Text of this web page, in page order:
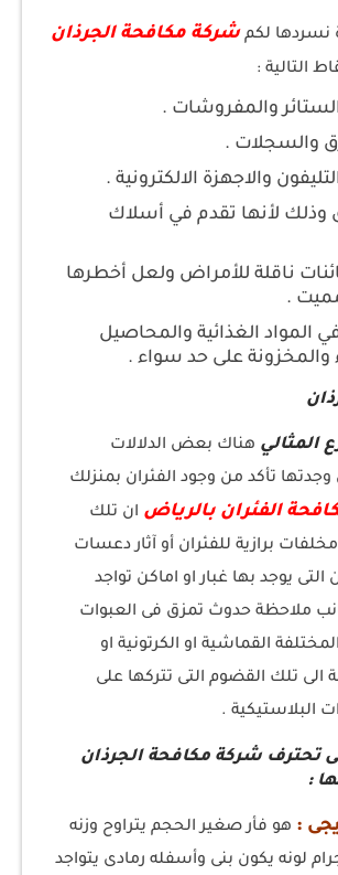
نسردها لكمشركة مكافحة الجرذان
التالية :
والمفروشات .
والسجلات .
والاجهزة الالكترونية .
وذلك لأنها تقدم في أسلاك
ناقلة للأمراض ولعل أخطرها
.
المواد الغذائية والمحاصيل
والمخزونة على حد سواء .
المثالي هناك بعض الدلالات
وجدتها تأكد من وجود الفئران بمنزلك
الفئران بالرياض ان تلك
برازية للفئران أو آثار دعسات
التى يوجد بها غبار او اماكن تواجد
ملاحظة حدوث تمزق فى العبوات
القماشية او الكرتونية او
الى تلك القضوم التى تتركها على
البلاستيكية .
تحترف شركة مكافحة الجرذان
:
: هو فأر صغير الحجم يتراوح وزنه
300 إلى 500 جرام لونه يكون بنى وأسفله رمادى يتواجد